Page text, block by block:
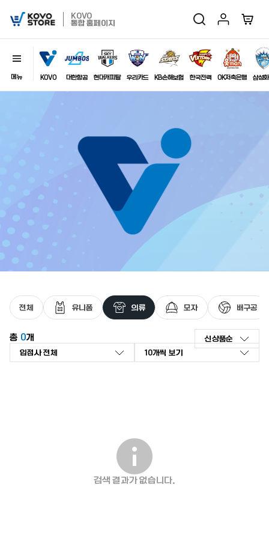
KOVO
Store
KOVO
통합 홈페이지
검색
닫기
자동저장
최근 검색어가 없습니다.
마이페이지장바구
이미지
KOVO 대한항공 현대캐피탈 우리카드 KB손해보험 한국전력 OK저축은행 삼성
전체 유니폼 의류 모자 배구공
총 0개 신상품순
검색 결과가 없습니다.